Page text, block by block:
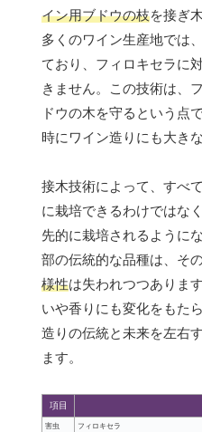
イン用ブドウの枝を接ぎ
多くのワイン生産地では
ており、フィロキセラに
きません。この技術は、
ドウの木を守るという点
時にワイン造りにも大き
接木技術によって、すべ
に栽培できるわけではなく
先的に栽培されるように
部の伝統的な品種は、そ
様性は失われつつありま
いや香りにも変化をもた
造りの伝統と未来を左右
ます。
項目
害虫 フィロキセラ